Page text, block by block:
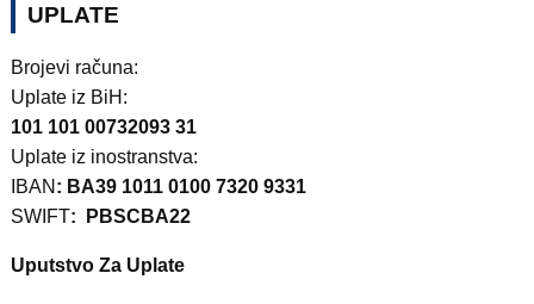
UPLATE
Brojevi računa:
Uplate iz BiH:
101 101 00732093 31
Uplate iz inostranstva:
IBAN : BA39 1011 0100 7320 9331
SWIFT: PBSCBA22
Uputstvo Za Uplate